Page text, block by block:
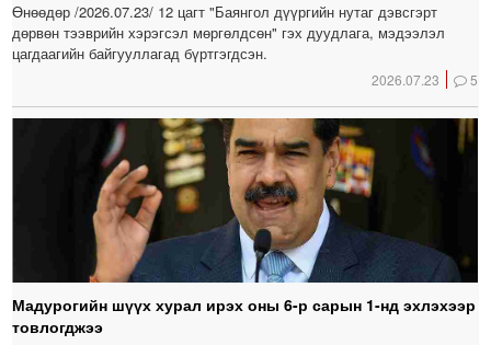
Өнөөдөр /2026.07.23/ 12 цагт "Баянгол дүүргийн нутаг дэвсгэрт
дөрвөн тээврийн хэрэгсэл мөргөлдсөн" гэх дуудлага, мэдээлэл
цагдаагийн байгууллагад бүртгэгдсэн.
2026.07.23 5
Мадурогийн шүүх хурал ирэх оны 6-р сарын 1-нд эхлэхээр
товлогджээ